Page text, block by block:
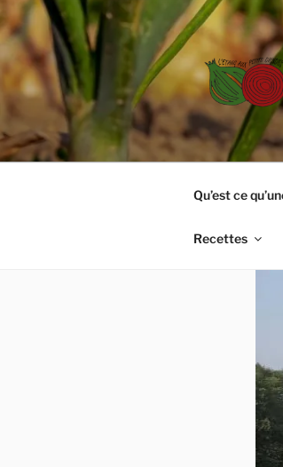
Aller
au
contenu
principal
Qu’est ce
Recettes